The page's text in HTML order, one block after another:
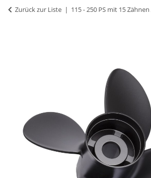
Zurück zur Liste 115 - 250 PS mit 15